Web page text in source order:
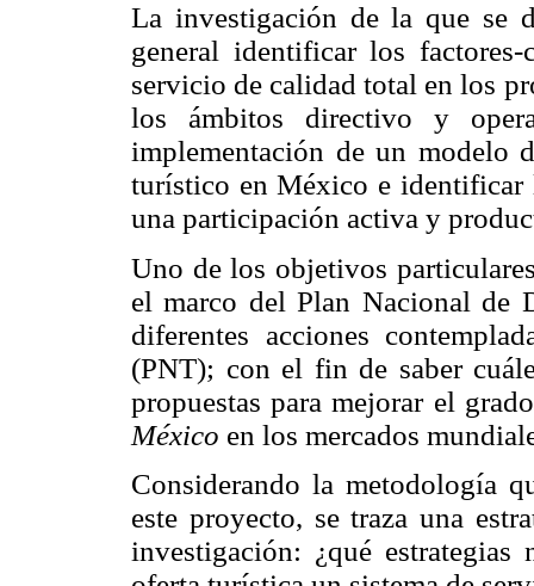
La investigación de la que se
general identificar los
servicio de calidad total en los
los ámbitos directivo y
implementación de un modelo
turístico en México e identificar
una participación activa y
Uno de los objetivos
el marco del Plan Nacional de
diferentes acciones
(PNT); con el fin de saber
propuestas para mejorar el
México en los mercados
Considerando la metodología
este proyecto, se traza una
investigación: ¿qué